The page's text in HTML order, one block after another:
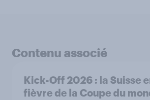
Contenu associé
Kick-Off 2026 : la Suisse
fièvre de la Coupe du